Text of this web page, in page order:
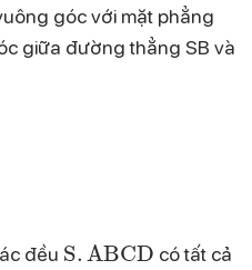
góc với mặt phẳng
giữa đường thẳng SB và
đều
ABCD
có tất cả